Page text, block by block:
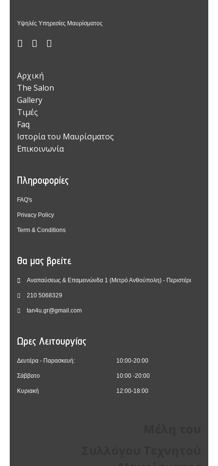
Υψηλές Υπηρεσίες Μαυρίσματος
Αρχική
The Salon
Gallery
Τιμές
Faq
Ιστορία του Μαυρίσματος
Επικοινωνία
Πληροφορίες
FAQ's
Privacy Policy
Term & Conditions
Θα μας βρείτε
Αναπαύσεως & Επαμεινώνδα 1 (Μετρό Ανθούπολη) - Περιστέρι
210 5068329
tan4u.gr@gmail.com
Ωρες Λειτουργίας
Δευτέρα - Παρασκευή:
Σάββατο
Κυριακή
10:00-20:00
10:00 -20:00
12:00-18:00